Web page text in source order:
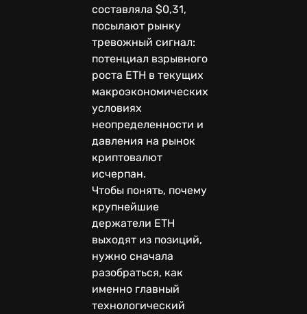
составляла $0,31,
посылают рынку
тревожный сигнал:
потенциал взрывного
роста ETH в текущих
макроэкономических
условиях
неопределенности и
давления на рынок
криптовалют
исчерпан.
Чтобы понять, почему
крупнейшие
держатели ETH
выходят из позиций,
нужно сначала
разобраться, как
именно главный
технологический